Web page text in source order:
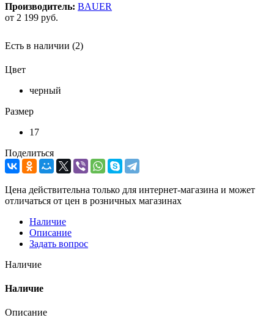
Производитель: BAUER
от 2 199 руб.
Есть в наличии (2)
Цвет
черный
Размер
17
Поделиться
Цена действительна только для интернет-магазина и может
отличаться от цен в розничных магазинах
Наличие
Описание
Задать вопрос
Наличие
Наличие
Описание